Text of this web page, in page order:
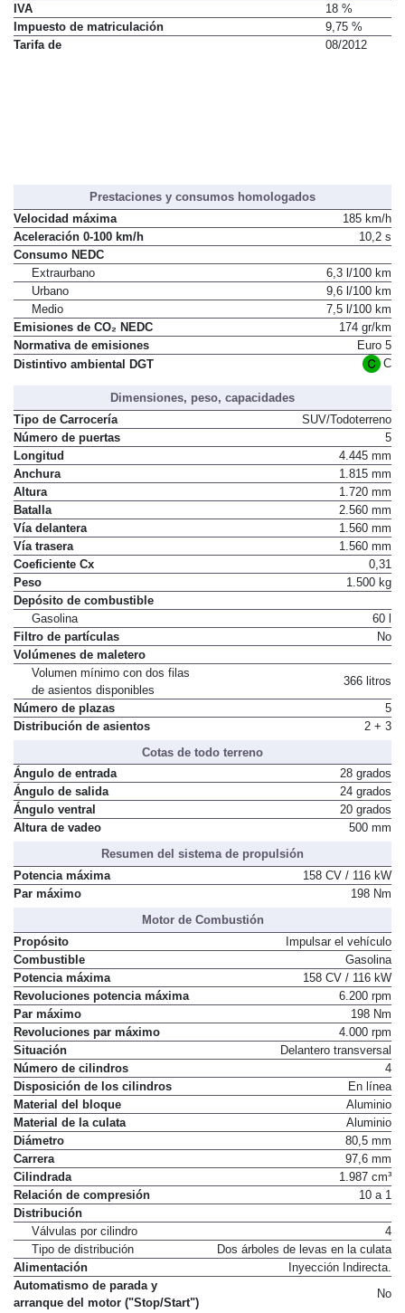
IVA
18 %
Impuesto de matriculación
9,75 %
Tarifa de
08/2012
Prestaciones y consumos homologados
Velocidad máxima
185 km/h
Aceleración 0-100 km/h
10,2 s
Consumo NEDC
Extraurbano
6,3 l/100 km
Urbano
9,6 l/100 km
Medio
7,5 l/100 km
Emisiones de CO₂ NEDC
174 gr/km
Normativa de emisiones
Euro 5
Distintivo ambiental DGT
C
Dimensiones, peso, capacidades
Tipo de Carrocería
SUV/Todoterreno
Número de puertas
5
Longitud
4.445 mm
Anchura
1.815 mm
Altura
1.720 mm
Batalla
2.560 mm
Vía delantera
1.560 mm
Vía trasera
1.560 mm
Coeficiente Cx
0,31
Peso
1.500 kg
Depósito de combustible
Gasolina
60 l
Filtro de partículas
No
Volúmenes de maletero
Volumen mínimo con dos filas
de asientos disponibles
366 litros
Número de plazas
5
Distribución de asientos
2 + 3
Cotas de todo terreno
Ángulo de entrada
28 grados
Ángulo de salida
24 grados
Ángulo ventral
20 grados
Altura de vadeo
500 mm
Resumen del sistema de propulsión
Potencia máxima
158 CV / 116 kW
Par máximo
198 Nm
Motor de Combustión
Propósito
Impulsar el vehículo
Combustible
Gasolina
Potencia máxima
158 CV / 116 kW
Revoluciones potencia máxima
6.200 rpm
Par máximo
198 Nm
Revoluciones par máximo
4.000 rpm
Situación
Delantero transversal
Número de cilindros
4
Disposición de los cilindros
En línea
Material del bloque
Aluminio
Material de la culata
Aluminio
Diámetro
80,5 mm
Carrera
97,6 mm
Cilindrada
1.987 cm³
Relación de compresión
10 a 1
Distribución
Válvulas por cilindro
4
Tipo de distribución
Dos árboles de levas en la culata
Alimentación
Inyección Indirecta.
Automatismo de parada y
arranque del motor ("Stop/Start")
No